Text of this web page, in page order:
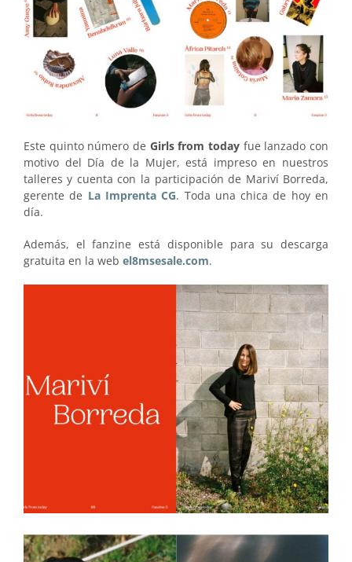
Este quinto número de Girls from today fue lanzado con
motivo del Día de la Mujer, está impreso en nuestros
talleres y cuenta con la participación de Mariví Borreda,
gerente de La Imprenta CG. Toda una chica de hoy en
día.
Además, el fanzine está disponible para su descarga
gratuita en la web el8msesale.com.